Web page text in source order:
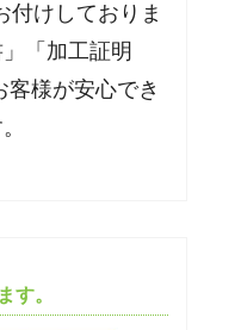
付けしておりま
「加工証明
様が安心でき
す。